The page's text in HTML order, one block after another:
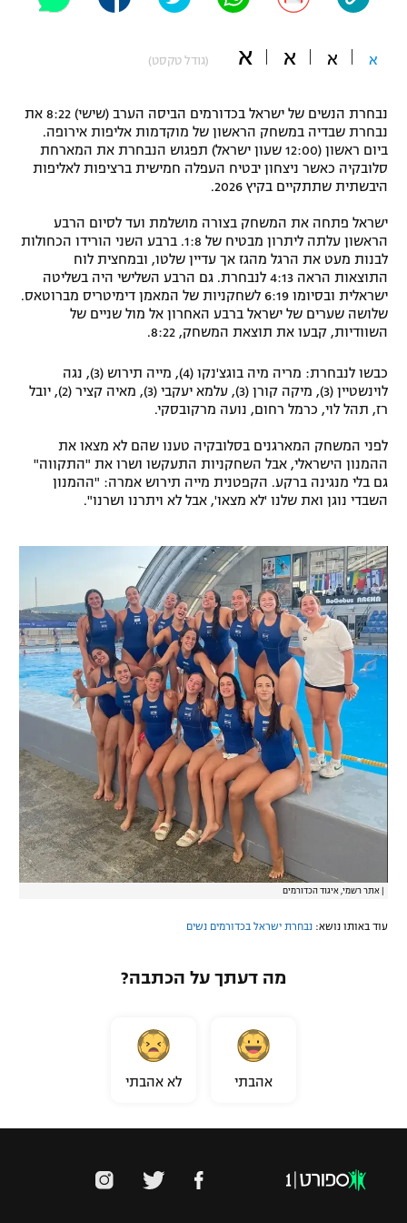
תקנון משתתפים וזוכים בפרסים
תקנון עבור פעילות אלקטרה
תקנון עבור פעילות ספורט 1 – "מרלן"
טניס
תנאי שימוש
מדיניות פרטיות
תקנון פעילות ספורט 1
הצטרפות לחבילת הערוצים
תגיות
המגזין
כדורמים
פוטבול אמריקאי NFL
ספורט אתגרי ואקסטרים
אומנויות לחימה
א א א א (גודל טקסט)
נבחרת הנשים של ישראל בכדורמים הביסה הערב (שישי) 8:22 את
נבחרת שבדיה במשחק הראשון של מוקדמות אליפות אירופה.
ביום ראשון (12:00 שעון ישראל) תפגוש הנבחרת את המארחת
סלובקיה כאשר ניצחון יבטיח העפלה חמישית ברציפות לאליפות
היבשתית שתתקיים בקיץ 2026.
ישראל פתחה את המשחק בצורה מושלמת ועד לסיום הרבע
הראשון עלתה ליתרון מבטיח של 1:8. ברבע השני הורידו הכחולות
לבנות מעט את הרגל מהגז אך עדיין שלטו, ובמחצית לוח
התוצאות הראה 4:13 לנבחרת. גם הרבע השלישי היה בשליטה
ישראלית ובסיומו 6:19 לשחקניות של המאמן דימיטריס מברוטאס.
שלושה שערים של ישראל ברבע האחרון אל מול שניים של
השוודיות, קבעו את תוצאת המשחק, 8:22.
כבשו לנבחרת: מריה מיה בוגצ'נקו (4), מייה תירוש (3), נגה
לוינשטיין (3), מיקה קורן (3), עלמא יעקבי (3), מאיה קציר (2), יובל
רז, תהל לוי, כרמל רחום, נועה מרקובסקי.
לפני המשחק המארגנים בסלובקיה טענו שהם לא מצאו את
ההמנון הישראלי, אבל השחקניות התעקשו ושרו את "התקווה"
גם בלי מנגינה ברקע. הקפטנית מייה תירוש אמרה: "ההמנון
השבדי נוגן ואת שלנו 'לא מצאו', אבל לא ויתרנו ושרנו".
אתר רשמי, איגוד הכדורמים
עוד באותו נושא: נבחרת ישראל בכדורמים נשים
מה דעתך על הכתבה?
אהבתי לא אהבתי